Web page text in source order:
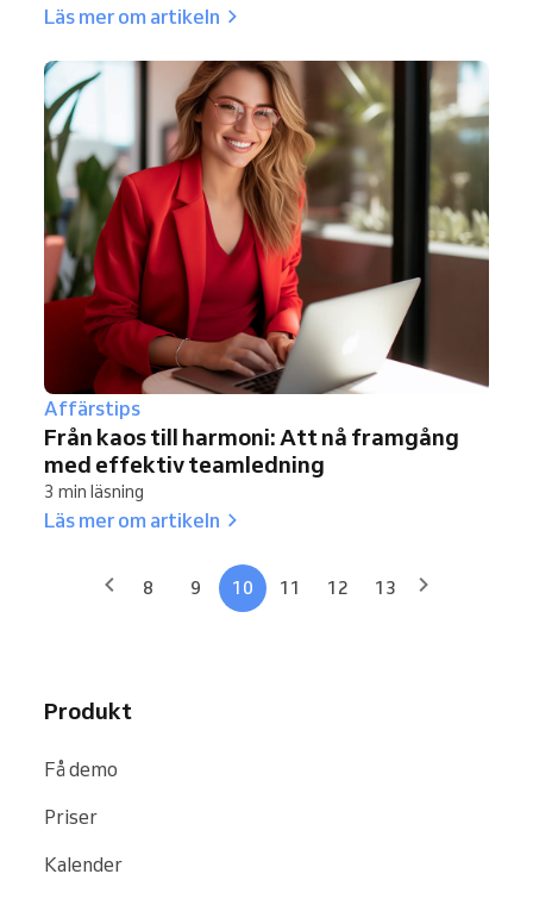
Läs mer om artikeln
Affärstips
Från kaos till harmoni: Att nå framgång
med effektiv teamledning
3 min läsning
Läs mer om artikeln
8 9 10 11 12 13
Produkt
Få demo
Priser
Kalender